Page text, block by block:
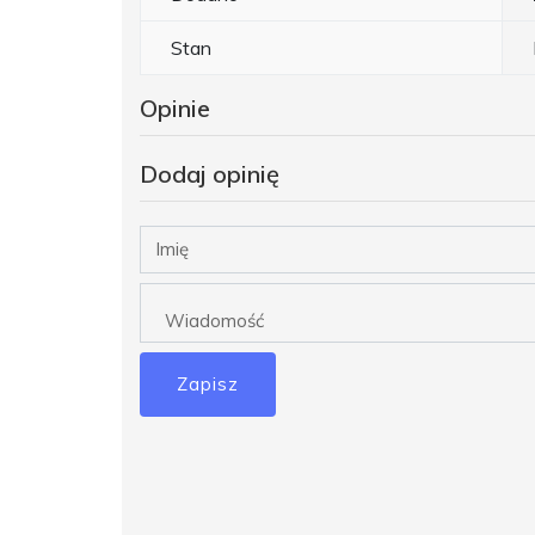
Stan
Opinie
Dodaj opinię
Zapisz